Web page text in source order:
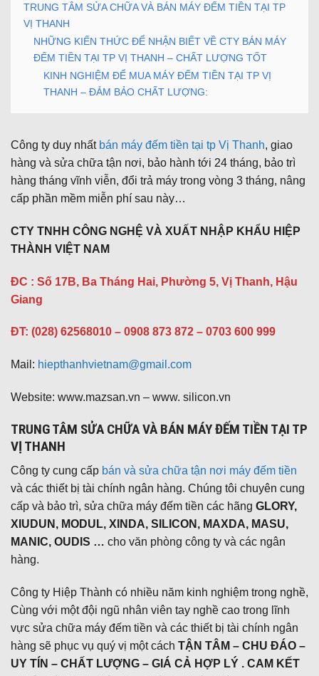
TRUNG TÂM SỬA CHỮA VÀ BÁN MÁY ĐẾM TIỀN TẠI TP
VỊ THANH
NHỮNG KIẾN THỨC ĐỂ NHẬN BIẾT VỀ CTY BÁN MÁY
ĐẾM TIỀN TẠI TP VỊ THANH – CHẤT LƯỢNG TỐT
KINH NGHIỆM ĐỂ MUA MÁY ĐẾM TIỀN TẠI TP VỊ
THANH – ĐẢM BẢO CHẤT LƯỢNG:
Công ty duy nhất bán máy đếm tiền tại tp Vị Thanh, giao
hàng và sửa chữa tận nơi, bảo hành tới 24 tháng, bảo trì
hàng tháng vĩnh viễn, đổi trả máy trong vòng 3 tháng, nâng
cấp phần mềm miễn phí sau này…
CTY TNHH CÔNG NGHỆ VÀ XUẤT NHẬP KHẨU HIỆP
THÀNH VIỆT NAM
ĐC : Số 17B, Ba Tháng Hai, Phường 5, Vị Thanh, Hậu
Giang
ĐT: (028) 62568010 – 0908 873 872 – 0703 600 999
Mail: hiepthanhvietnam@gmail.com
Website: www.mazsan.vn – www. silicon.vn
TRUNG TÂM SỬA CHỮA VÀ BÁN MÁY ĐẾM TIỀN TẠI TP
VỊ THANH
Công ty cung cấp bán và sửa chữa tận nơi máy đếm tiền
và các thiết bị tài chính ngân hàng. Chúng tôi chuyên cung
cấp và bảo trì, sửa chữa máy đếm tiền các hãng GLORY,
XIUDUN, MODUL, XINDA, SILICON, MAXDA, MASU,
MANIC, OUDIS … cho văn phòng công ty và các ngân
hàng.
Công ty Hiệp Thành có nhiều năm kinh nghiệm trong nghề,
Cùng với một đội ngũ nhân viên tay nghề cao trong lĩnh
vực sửa chữa máy đếm tiền và các thiết bị tài chính ngân
hàng sẽ phục vụ quý vị một cách TẬN TÂM – CHU ĐÁO –
UY TÍN – CHẤT LƯỢNG – GIÁ CẢ HỢP LÝ . CAM KẾT